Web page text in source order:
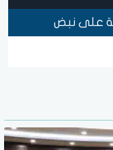
على نبض